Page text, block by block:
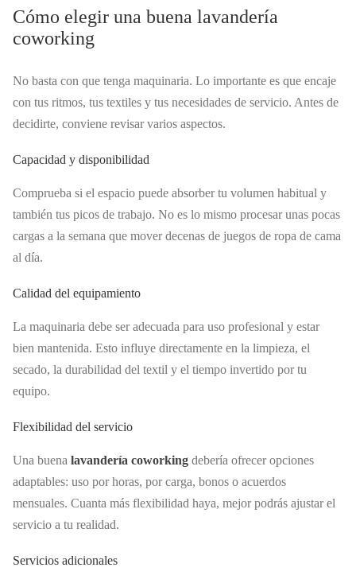
Cómo elegir una buena lavandería
coworking
No basta con que tenga maquinaria. Lo importante es que encaje
con tus ritmos, tus textiles y tus necesidades de servicio. Antes de
decidirte, conviene revisar varios aspectos.
Capacidad y disponibilidad
Comprueba si el espacio puede absorber tu volumen habitual y
también tus picos de trabajo. No es lo mismo procesar unas pocas
cargas a la semana que mover decenas de juegos de ropa de cama
al día.
Calidad del equipamiento
La maquinaria debe ser adecuada para uso profesional y estar
bien mantenida. Esto influye directamente en la limpieza, el
secado, la durabilidad del textil y el tiempo invertido por tu
equipo.
Flexibilidad del servicio
Una buena lavandería coworking debería ofrecer opciones
adaptables: uso por horas, por carga, bonos o acuerdos
mensuales. Cuanta más flexibilidad haya, mejor podrás ajustar el
servicio a tu realidad.
Servicios adicionales